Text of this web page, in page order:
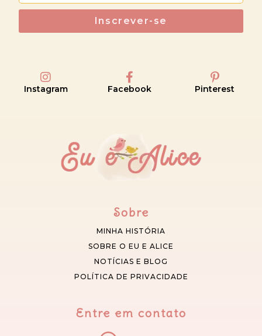
Inscrever-se
Instagram Facebook Pinterest
Sobre
MINHA HISTÓRIA
SOBRE O EU E ALICE
NOTÍCIAS E BLOG
POLÍTICA DE PRIVACIDADE
Entre em contato